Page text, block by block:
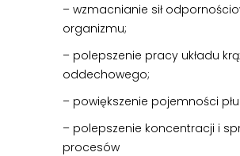
– wzmacnianie sił
organizmu;
– polepszenie pracy układu
oddechowego;
– powiększenie pojemności
– polepszenie koncentracji i
procesów